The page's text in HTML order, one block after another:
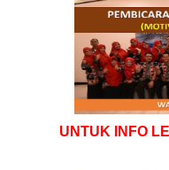
UNTUK INFO